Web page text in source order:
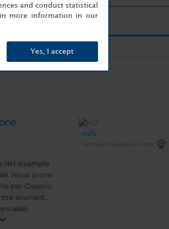
NH eixample
par Ossorio.
souriant,
Avis
Certificat d’excellence 2025
and conduct statistical
more information in our
Yes, I accept